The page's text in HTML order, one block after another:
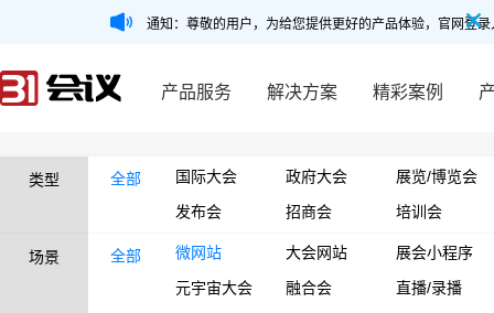
通知：尊敬的用户，为给您提供更好的产品体验，官网登
产品服务 解决方案 精彩案例
类型 全部 国际大会 政府大会
展览/博览会
发布会
招商会 培训会
场景 全部 微网站 大会网站
展会小程序
元宇宙大会
融合会
直播/录播